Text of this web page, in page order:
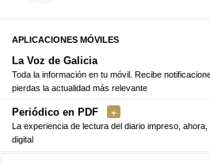
APLICACIONES MÓVILES
La Voz de Galicia
Toda la información en tu móvil. Recibe
pierdas la actualidad más relevante
Periódico en PDF
La experiencia de lectura del diario impreso, ahora,
digital